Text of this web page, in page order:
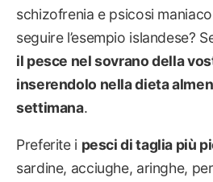
schizofrenia e psicosi
seguire l’esempio islandese?
il pesce nel sovrano della
inserendolo nella dieta
settimana.
Preferite i pesci di taglia più
sardine, acciughe, aringhe,